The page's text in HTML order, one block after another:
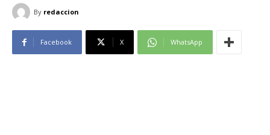
By redaccion
Facebook X WhatsApp